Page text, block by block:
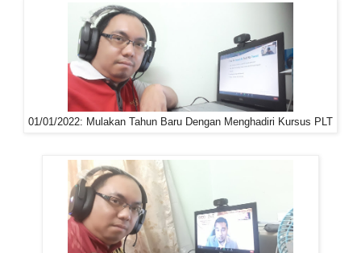
01/01/2022: Mulakan Tahun Baru Dengan Menghadiri Kursus PLT